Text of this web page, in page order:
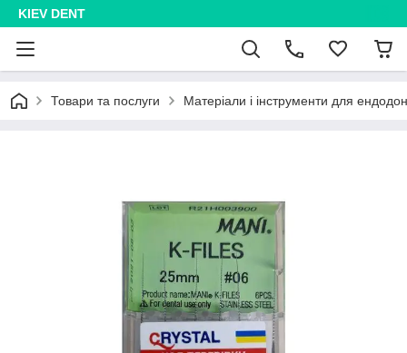
KIEV DENT
Товари та послуги Матеріали і інструменти для